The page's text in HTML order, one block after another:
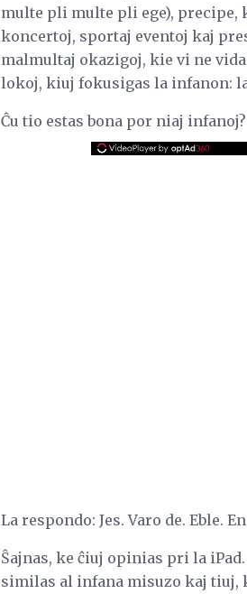
multe pli multe pli ege),
koncertoj, sportaj eventoj kaj
malmultaj okazigoj, kie vi ne
lokoj, kiuj fokusigas la infanon:
Ĉu tio estas bona por niaj
La respondo: Jes. Varo de. Eble.
Ŝajnas, ke ĉiuj opinias pri la
similas al infana misuzo kaj tiuj,